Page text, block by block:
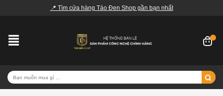
📍 Tìm cửa hàng Táo Đen Shop gần bạn nhất